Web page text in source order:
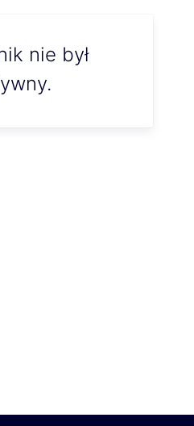
nie był